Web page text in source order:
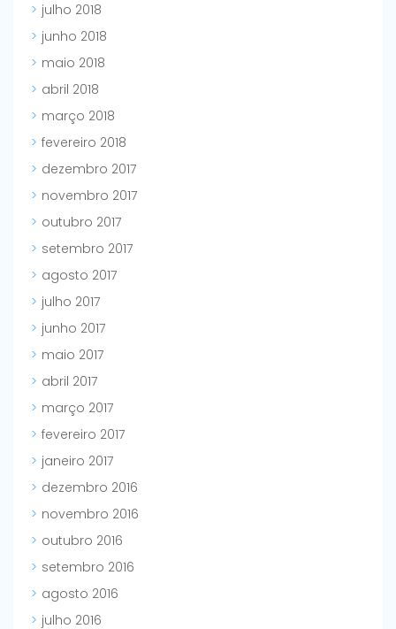
julho 2018
junho 2018
maio 2018
abril 2018
março 2018
fevereiro 2018
dezembro 2017
novembro 2017
outubro 2017
setembro 2017
agosto 2017
julho 2017
junho 2017
maio 2017
abril 2017
março 2017
fevereiro 2017
janeiro 2017
dezembro 2016
novembro 2016
outubro 2016
setembro 2016
agosto 2016
julho 2016